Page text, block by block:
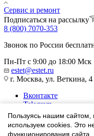
Сервис и ремонт
Подписаться на рассылку
8 (800) 7070-353
Звонок по России
Пн-Пт с 9:00 до 18:00 Мск
estet@estet.ru
г. Москва, ул. Веткина, 4
Вконтакте
Telegram
Одноклассники
WhatsApp
Пользуясь нашим сайтом,
используем cookies. Это
функционирования сайта.